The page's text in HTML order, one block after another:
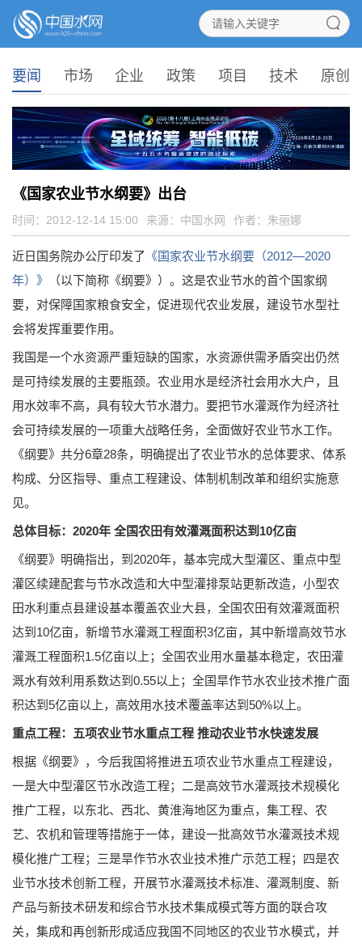
要闻 市场 企业 政策 项目 技术 原创
《国家农业节水纲要》出台
时间：2012-12-14 15:00 来源： 中国水网 作者：朱丽娜
近日国务院办公厅印发了 《国家农业节水纲要（2012—2020
年）》
（以下简称《纲要》）。这是农业节水的首个国家纲
要，对保障国家粮食安全，促进现代农业发展，建设节水型社
会将发挥重要作用。
我国是一个水资源严重短缺的国家，水资源供需矛盾突出仍然
是可持续发展的主要瓶颈。农业用水是经济社会用水大户，且
用水效率不高，具有较大节水潜力。要把节水灌溉作为经济社
会可持续发展的一项重大战略任务，全面做好农业节水工作。
《纲要》共分6章28条，明确提出了农业节水的总体要求、体系
构成、分区指导、重点工程建设、体制机制改革和组织实施意
见。
总体目标：2020年 全国农田有效灌溉面积达到10亿亩
《纲要》明确指出，到2020年，基本完成大型灌区、重点中型
灌区续建配套与节水改造和大中型灌排泵站更新改造，小型农
田水利重点县建设基本覆盖农业大县，全国农田有效灌溉面积
达到10亿亩，新增节水灌溉工程面积3亿亩，其中新增高效节水
灌溉工程面积1.5亿亩以上；全国农业用水量基本稳定，农田灌
溉水有效利用系数达到0.55以上；全国旱作节水农业技术推广面
积达到5亿亩以上，高效用水技术覆盖率达到50%以上。
重点工程：五项农业节水重点工程 推动农业节水快速发展
根据《纲要》，今后我国将推进五项农业节水重点工程建设，
一是大中型灌区节水改造工程；二是高效节水灌溉技术规模化
推广工程，以东北、西北、黄淮海地区为重点，集工程、农
艺、农机和管理等措施于一体，建设一批高效节水灌溉技术规
模化推广工程；三是旱作节水农业技术推广示范工程；四是农
业节水技术创新工程，开展节水灌溉技术标准、灌溉制度、新
产品与新技术研发和综合节水技术集成模式等方面的联合攻
关，集成和再创新形成适应我国不同地区的农业节水模式，并